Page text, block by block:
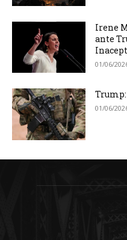
Irene
ante
01/06/
01/06/